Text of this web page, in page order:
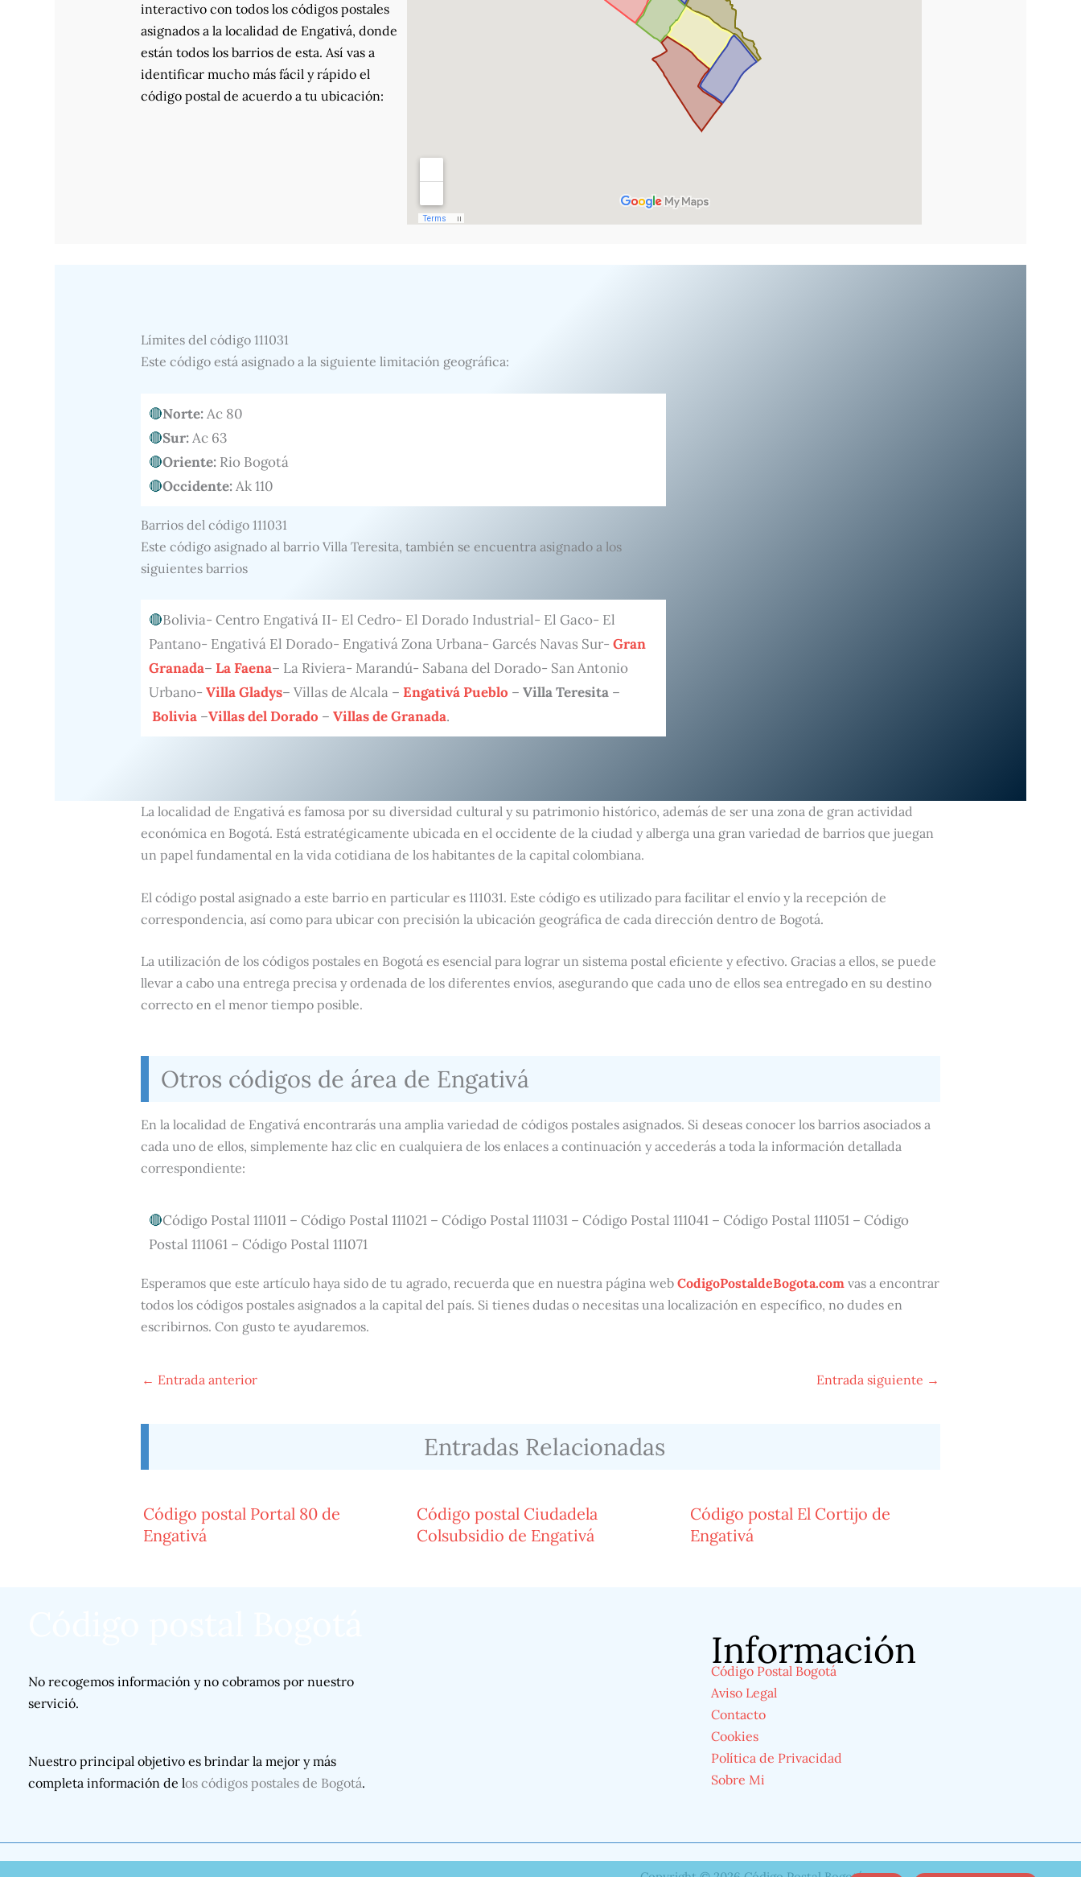
interactivo con todos los códigos postales
asignados a la localidad de Engativá, donde
están todos los barrios de esta. Así vas a
identificar mucho más fácil y rápido el
código postal de acuerdo a tu ubicación:
Límites del código 111031
Este código está asignado a la siguiente limitación geográfica:
Norte:Ac 80
Sur:Ac 63
Oriente: Rio Bogotá
Occidente:Ak 110
Barrios del código 111031
Este código asignado al barrio Villa Teresita, también se encuentra asignado a los
siguientes barrios
Bolivia- Centro Engativá II- El Cedro- El Dorado Industrial- El Gaco- El
Pantano- Engativá El Dorado- Engativá Zona Urbana- Garcés Navas Sur- Gran
Granada– La Faena– La Riviera- Marandú- Sabana del Dorado- San Antonio
Urbano- Villa Gladys– Villas de Alcala – Engativá Pueblo – Villa Teresita –
Bolivia –Villas del Dorado – Villas de Granada.
La localidad de Engativá es famosa por su diversidad cultural y su patrimonio histórico, además de ser una zona de gran actividad
económica en Bogotá. Está estratégicamente ubicada en el occidente de la ciudad y alberga una gran variedad de barrios que juegan
un papel fundamental en la vida cotidiana de los habitantes de la capital colombiana.
El código postal asignado a este barrio en particular es 111031. Este código es utilizado para facilitar el envío y la recepción de
correspondencia, así como para ubicar con precisión la ubicación geográfica de cada dirección dentro de Bogotá.
La utilización de los códigos postales en Bogotá es esencial para lograr un sistema postal eficiente y efectivo. Gracias a ellos, se puede
llevar a cabo una entrega precisa y ordenada de los diferentes envíos, asegurando que cada uno de ellos sea entregado en su destino
correcto en el menor tiempo posible.
Otros códigos de área de Engativá
En la localidad de Engativá encontrarás una amplia variedad de códigos postales asignados. Si deseas conocer los barrios asociados a
cada uno de ellos, simplemente haz clic en cualquiera de los enlaces a continuación y accederás a toda la información detallada
correspondiente:
Código Postal 111011 – Código Postal 111021 – Código Postal 111031 – Código Postal 111041 – Código Postal 111051 – Código
Postal 111061 – Código Postal 111071
Esperamos que este artículo haya sido de tu agrado, recuerda que en nuestra página web CodigoPostaldeBogota.com vas a encontrar
todos los códigos postales asignados a la capital del país. Si tienes dudas o necesitas una localización en específico, no dudes en
escribirnos. Con gusto te ayudaremos.
← Entrada anterior Entrada siguiente →
Entradas Relacionadas
Código postal Portal 80 de
Engativá
Código postal Ciudadela
Colsubsidio de Engativá
Código postal El Cortijo de
Engativá
No recogemos información y no cobramos por nuestro
servició.
Nuestro principal objetivo es brindar la mejor y más
completa información de los códigos postales de Bogotá.
Información
Código Postal Bogotá
Aviso Legal
Contacto
Cookies
Política de Privacidad
Sobre Mi